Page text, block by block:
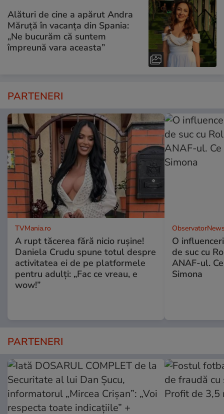
Alături de cine a apărut Andra
Măruță în vacanța din Spania:
„Ne bucurăm că suntem
împreună vara aceasta”
PARTENERI
TVMania.ro
A rupt tăcerea fără nicio rușine!
Daniela Crudu spune totul despre
activitatea ei de pe platformele
pentru adulți: „Fac ce vreau, e
wow!”
O
de suc cu
ANAF-ul.
Simona
PARTENERI